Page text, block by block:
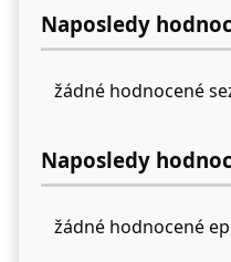
Naposledy
žádné hodnocené
Naposledy
žádné hodnocené